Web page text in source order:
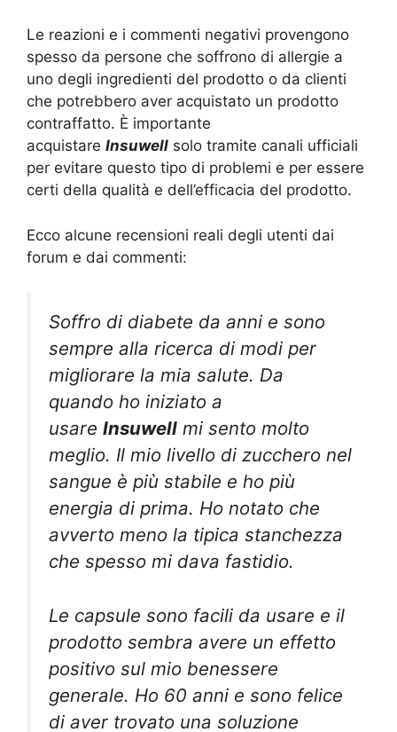
Le reazioni e i commenti negativi provengono
spesso da persone che soffrono di allergie a
uno degli ingredienti del prodotto o da clienti
che potrebbero aver acquistato un prodotto
contraffatto. È importante
acquistare Insuwell solo tramite canali ufficiali
per evitare questo tipo di problemi e per essere
certi della qualità e dell’efficacia del prodotto.
Ecco alcune recensioni reali degli utenti dai
forum e dai commenti:
Soffro di diabete da anni e sono
sempre alla ricerca di modi per
migliorare la mia salute. Da
quando ho iniziato a
usare Insuwell mi sento molto
meglio. Il mio livello di zucchero nel
sangue è più stabile e ho più
energia di prima. Ho notato che
avverto meno la tipica stanchezza
che spesso mi dava fastidio.
Le capsule sono facili da usare e il
prodotto sembra avere un effetto
positivo sul mio benessere
generale. Ho 60 anni e sono felice
di aver trovato una soluzione